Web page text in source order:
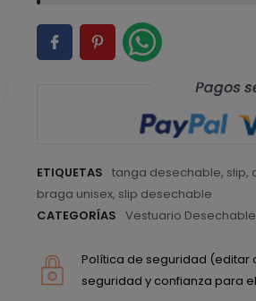
ETIQUETAS tanga desechable, slip,
braga unisex, slip desechable
CATEGORÍAS
Vestuario Desechable
Política de seguridad (editar
seguridad y confianza para